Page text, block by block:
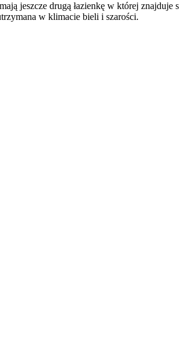
jeszcze drugą łazienkę w której znajduje
w klimacie bieli i szarości.